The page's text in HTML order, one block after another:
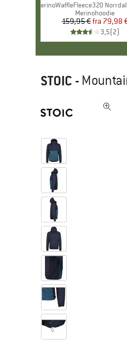
Artikel
MerinoWaffleFleece320 NorrdalSt. 3/4
Produktgruppe
Merinohoodie
Pris
159,95 € Nedsat
fra 79,98
3,5(2)
STOIC -